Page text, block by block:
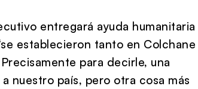
entregará ayuda humanitaria
establecieron tanto en Colchane
para decirle, una
nuestro país, pero otra cosa más